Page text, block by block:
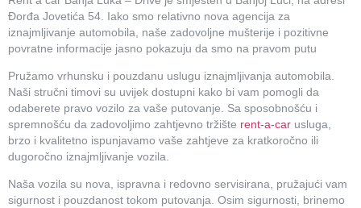
Đorđa Jovetića 54. Iako smo relativno nova agencija za
iznajmljivanje automobila, naše zadovoljne mušterije i pozitivne
povratne informacije jasno pokazuju da smo na pravom putu
Pružamo vrhunsku i pouzdanu uslugu iznajmljivanja automobila.
Naši stručni timovi su uvijek dostupni kako bi vam pomogli da
odaberete pravo vozilo za vaše putovanje. Sa sposobnošću i
spremnošću da zadovoljimo zahtjevno tržište rent-a-car usluga,
brzo i kvalitetno ispunjavamo vaše zahtjeve za kratkoročno ili
dugoročno iznajmljivanje vozila.
Naša vozila su nova, ispravna i redovno servisirana, pružajući vam
sigurnost i pouzdanost tokom putovanja. Osim sigurnosti, brinemo